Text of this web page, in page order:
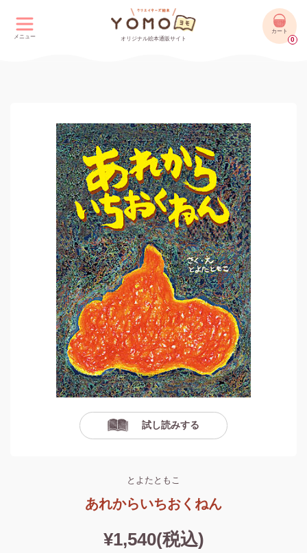
メニュー オリジナル絵本通販サイト
カート
0
試し読みする
とよたともこ
あれからいちおくねん
¥1,540(税込)